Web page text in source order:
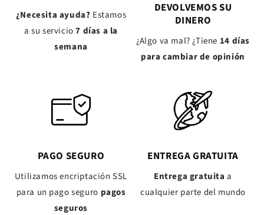
¿Necesita ayuda? Estamos
a su servicio7 días a la
semana
DEVOLVEMOS SU
DINERO
¿Algo va mal? ¿Tiene 14 días
para cambiar de opinión
PAGO SEGURO
Utilizamos encriptación SSL
para un pago seguro pagos
seguros
ENTREGA GRATUITA
Entrega gratuita a
cualquier parte del mundo